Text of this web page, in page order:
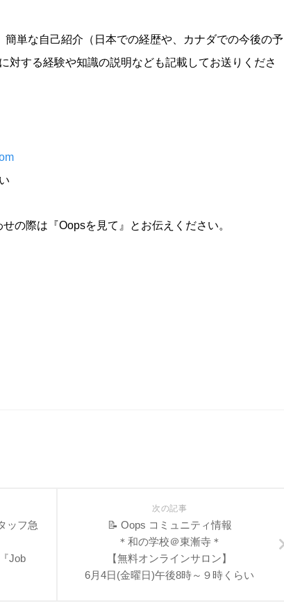
単な自己紹介（日本での経歴や、カナダでの今後の予
対する経験や知識の説明なども記載してお送りくださ
の際は『Oopsを見て』とお伝えください。
次の記事
📝 Oops コミュニティ情報
＊和の学校＠東漸寺＊
【無料オンラインサロン】
6月4日(金曜日)午後8時～９時くらい
ッフ急
Job